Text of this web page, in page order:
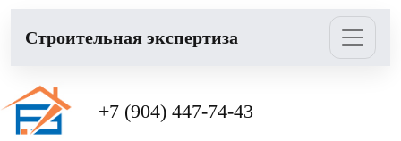
Cтроительная экспертиза
+7 (904) 447-74-43